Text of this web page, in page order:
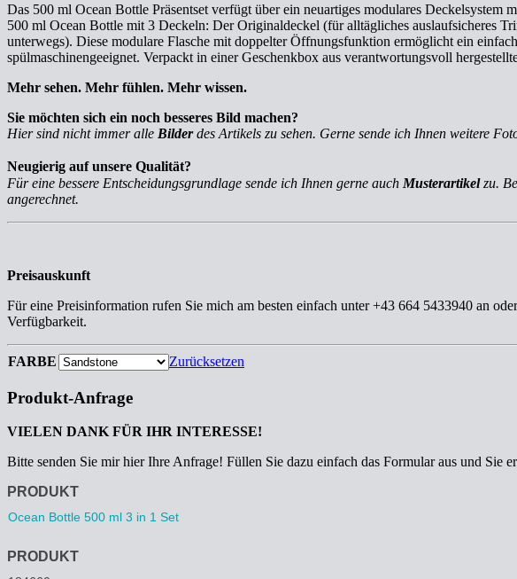
Das 500 ml Ocean Bottle Präsentset verfügt über ein neuartiges modulares
500 ml Ocean Bottle mit 3 Deckeln: Der Originaldeckel (für alltägliches auslaufsicheres
unterwegs). Diese modulare Flasche mit doppelter Öffnungsfunktion ermöglicht ein
spülmaschinengeeignet. Verpackt in einer Geschenkbox aus verantwortungsvoll
Mehr sehen. Mehr fühlen. Mehr wissen.
Sie möchten sich ein noch besseres Bild machen?
Hier sind nicht immer alle Bilderdes Artikels zu sehen. Gerne sende ich Ihnen weitere
Neugierig auf unsere Qualität?
Für eine bessere Entscheidungsgrundlage sende ich Ihnen gerne auch Musterartikelzu.
angerechnet.
Preisauskunft
Für eine Preisinformation rufen Sie mich am besten einfach unter +43 664 5433940 an
Verfügbarkeit.
FARBE Zurücksetzen
Produkt-Anfrage
VIELEN DANK FÜR IHR INTERESSE!
Bitte senden Sie mir hier Ihre Anfrage! Füllen Sie dazu einfach das Formular aus und Sie
Anfrage
PRODUKT
PRODUKT